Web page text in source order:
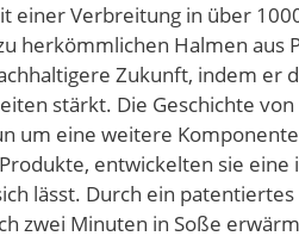
einer Verbreitung in über
herkömmlichen Halmen aus
Zukunft, indem er
stärkt. Die Geschichte von
um eine weitere
entwickelten sie eine
lässt. Durch ein patentiertes
zwei Minuten in Soße